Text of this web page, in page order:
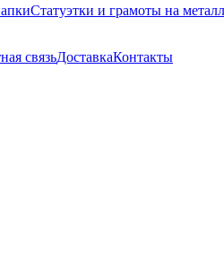
Статуэтки и грамоты на
связьДоставкаКонтакты